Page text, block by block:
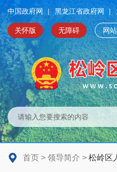
中国政府网 | 黑龙江省政府网 |
关怀版 无障碍 网
首页 > 领导简介 > 松岭区